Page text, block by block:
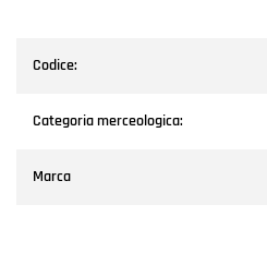
Codice:
Categoria merceologica:
Marca